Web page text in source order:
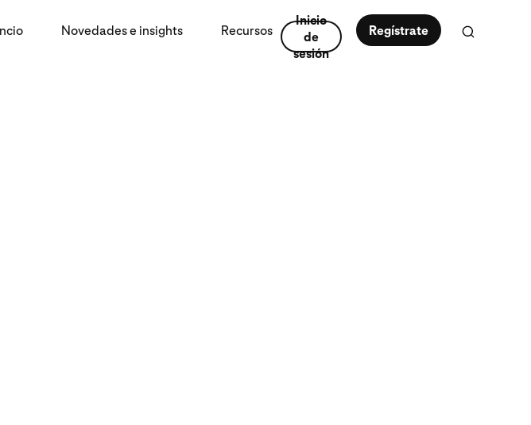
Novedades e insights Recursos
Inicio
de
sesión
Regístrate